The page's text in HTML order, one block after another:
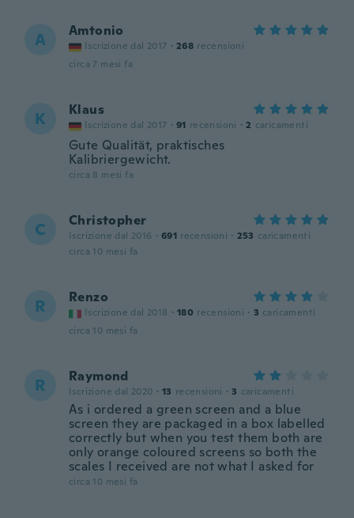
A Amtonio
Iscrizione dal 2017 · 268 recensioni
circa 7 mesi fa
K Klaus
Iscrizione dal 2017 · 91 recensioni · 2 caricamenti
Gute Qualität, praktisches
Kalibriergewicht.
circa 8 mesi fa
C Christopher
Iscrizione dal 2016 · 691 recensioni · 253 caricamenti
circa 10 mesi fa
R Renzo
Iscrizione dal 2018 · 180 recensioni · 3 caricamenti
circa 10 mesi fa
R Raymond
Iscrizione dal 2020 · 13 recensioni · 3 caricamenti
As i ordered a green screen and a blue
screen they are packaged in a box labelled
correctly but when you test them both are
only orange coloured screens so both the
scales I received are not what I asked for
circa 10 mesi fa